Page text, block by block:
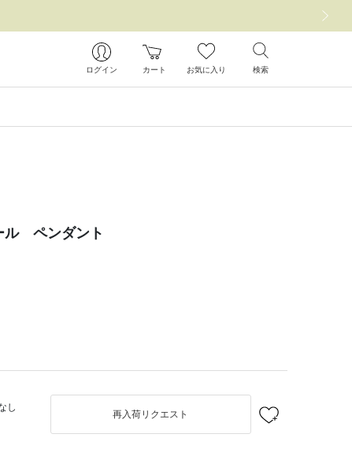
ログイン カート お気に入り 検索
ル ペンダント
し
再入荷リクエスト